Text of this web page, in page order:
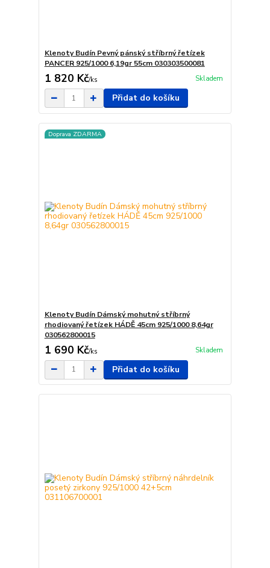
Klenoty Budín Pevný pánský stříbrný řetízek
PANCER 925/1000 6,19gr 55cm 030303500081
1 820 Kč/ks Skladem
Přidat do košíku
Doprava ZDARMA
Klenoty Budín Dámský mohutný stříbrný
rhodiovaný řetízek HÁDĚ 45cm 925/1000 8,64gr
030562800015
1 690 Kč/ks Skladem
Přidat do košíku